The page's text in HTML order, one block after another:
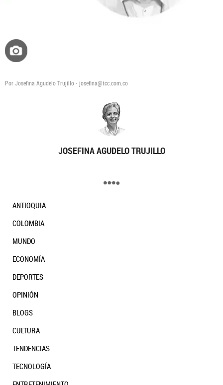
Por Josefina Agudelo Trujillo - josefina@tcc.com.co
JOSEFINA AGUDELO TRUJILLO
ANTIOQUIA
COLOMBIA
MUNDO
ECONOMÍA
DEPORTES
OPINIÓN
BLOGS
CULTURA
TENDENCIAS
TECNOLOGÍA